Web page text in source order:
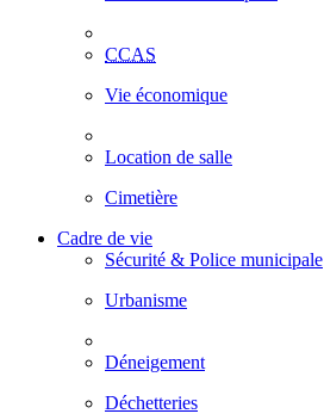
CCAS
Vie économique
Location de salle
Cimetière
Cadre de vie
Sécurité & Police municipale
Urbanisme
Déneigement
Déchetteries